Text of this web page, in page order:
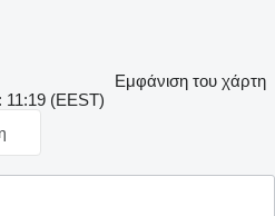
Εμφάνιση του χάρτη
11:19 (EEST)